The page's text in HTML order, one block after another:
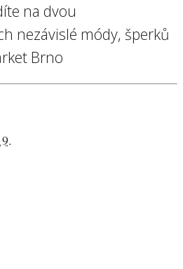
na dvou
nezávislé módy, šperků
Brno
.